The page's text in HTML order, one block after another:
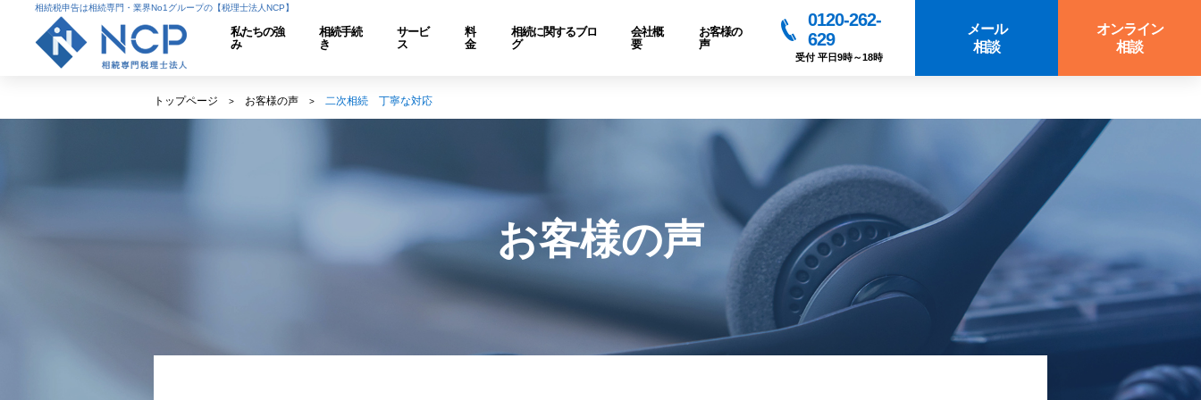
相続税申告は相続専門・業界No1グループの【税理士法人NCP】
私たちの強
み
相続手続
き
サービ
ス
料
金
相続に関するブロ
グ
会社概
要
お客様の
声
0120-262-
629
受付 平日9時～18時
メール
相談
オンライン
相談
トップページ お客様の声 二次相続 丁寧な対応
お客様の声